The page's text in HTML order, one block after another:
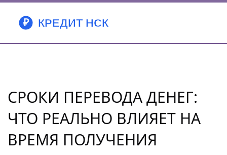
СРОКИ ПЕРЕВОДА ДЕНЕГ:
ЧТО РЕАЛЬНО ВЛИЯЕТ НА
ВРЕМЯ ПОЛУЧЕНИЯ